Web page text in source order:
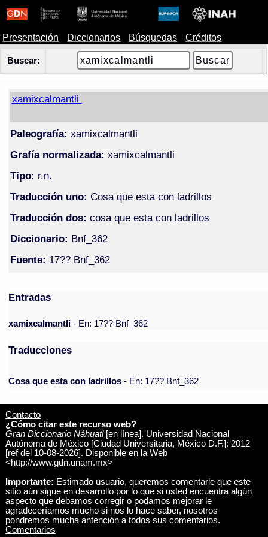
Presentación Diccionarios Búsquedas Créditos
Buscar:
xamixcalmantli
Paleografía: xamixcalmantli
Grafía normalizada: xamixcalmantli
Tipo: r.n.
Traducción uno: Cosa que esta con ladrillos
Traducción dos: cosa que esta con ladrillos
Diccionario: Bnf_362
Fuente: 17?? Bnf_362
Entradas
xamixcalmantli- En: 17?? Bnf_362
Traducciones
Cosa que esta con ladrillos - En: 17?? Bnf_362
Contacto
¿Cómo citar este recurso web?
Gran Diccionario Náhuatl[en línea]. Universidad Nacional
Autónoma de México [Ciudad Universitaria, México D.F.]: 2012
[ref del 10-08-2026]. Disponible en la Web
<http://www.gdn.unam.mx>
Importante: Estimado usuario, queremos comentarle que este
sitio aún sigue en desarrollo por lo que si usted encuentra algún
aspecto que debamos corregir o podamos mejorar le
agradeceríamos mucho si nos lo hace saber, nosotros
pondremos mucha antención a todos sus comentarios.
Comentarios